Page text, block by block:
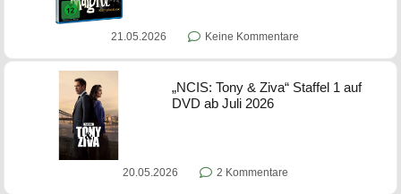
21.05.2026 Keine Kommentare
„NCIS: Tony & Ziva“ Staffel 1 auf
DVD ab Juli 2026
20.05.2026 2 Kommentare